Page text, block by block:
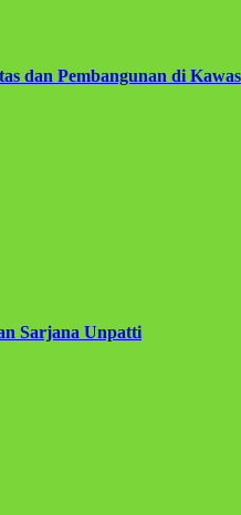
dan Pembangunan di
Sarjana Unpatti